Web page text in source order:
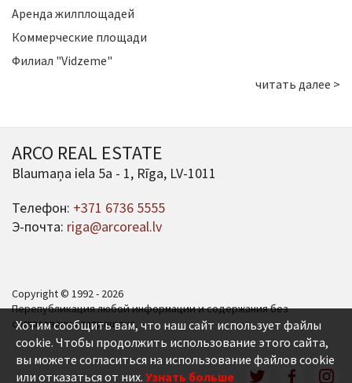
Аренда жилплощадей
Коммерческие площади
Филиал "Vidzeme"
читать далее >
ARCO REAL ESTATE
Blaumaņa iela 5a - 1, Rīga, LV-1011
Телефон: +371 6736 5555
Э-почта: riga@arcoreal.lv
Copyright © 1992 - 2026
Перепубликация любой информации и содержания без
согласования запрещена.
Хотим сообщить вам, что наш сайт использует файлы
cookie. Чтобы продолжить использование этого сайта,
вы можете согласиться на использование файлов cookie
или отказаться от них. Узнать больше